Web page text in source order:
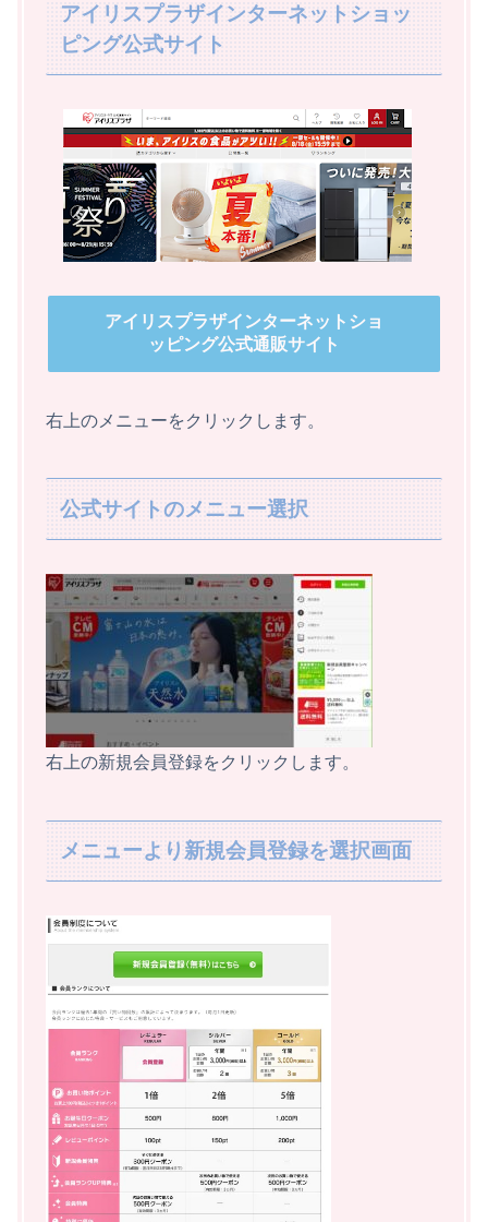
アイリスプラザインターネットショッ
ピング公式サイト
アイリスプラザインターネットショ
ッピング公式通販サイト
右上のメニューをクリックします。
公式サイトのメニュー選択
右上の新規会員登録をクリックします。
メニューより新規会員登録を選択画面